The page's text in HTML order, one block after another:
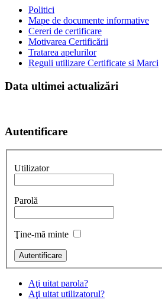
Politici
Mape de documente informative
Cereri de certificare
Motivarea Certificării
Tratarea apelurilor
Reguli utilizare Certificate si Marci
Data ultimei actualizări
Autentificare
Utilizator
Parolă
Ţine-mă minte
Aţi uitat parola?
Aţi uitat utilizatorul?